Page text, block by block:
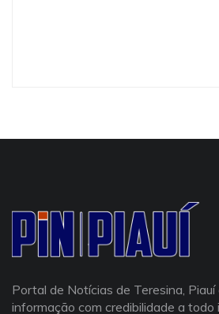
Portal de Notícias de Teresina,
informação com credibilidade a todo